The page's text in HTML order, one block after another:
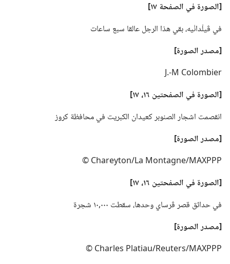
‏[الصورة في الصفحة ١٧]‏
في ڤيلْدانْيه،‏ بقي هذا الرجل عالقا سبع ساعات
‏[مصدر الصورة]‏
J.‎-M Colombier
‏[الصورة في الصفحتين ١٦،‏ ١٧]‏
انقصمت اشجار الصنوبر كعيدان الكبريت في محافظة كروز
‏[مصدر الصورة]‏
Chareyton/La Montagne/MAXPPP ©
‏[الصورة في الصفحتين ١٦،‏ ١٧]‏
في حدائق قصر ڤرساي وحدها،‏ سقطت ٠٠٠‏,١٠ شجرة
‏[مصدر الصورة]‏
Charles Platiau/Reuters/MAXPPP ©